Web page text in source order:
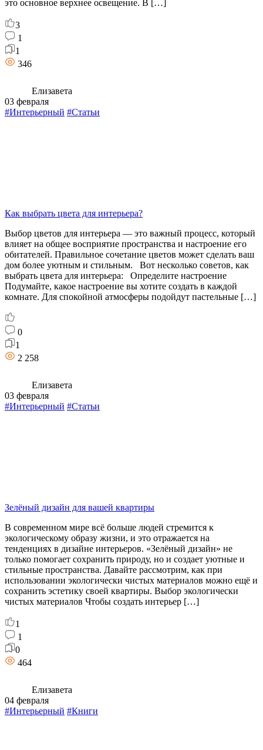
это основное верхнее освещение. В […]
3
1
1
346
Елизавета
03 февраля
#Интерьерный #Статьи
Как выбрать цвета для интерьера?
Выбор цветов для интерьера — это важный процесс, который
влияет на общее восприятие пространства и настроение его
обитателей. Правильное сочетание цветов может сделать ваш
дом более уютным и стильным. Вот несколько советов, как
выбрать цвета для интерьера: Определите настроение
Подумайте, какое настроение вы хотите создать в каждой
комнате. Для спокойной атмосферы подойдут пастельные […]
0
1
2 258
Елизавета
03 февраля
#Интерьерный #Статьи
Зелёный дизайн для вашей квартиры
В современном мире всё больше людей стремится к
экологическому образу жизни, и это отражается на
тенденциях в дизайне интерьеров. «Зелёный дизайн» не
только помогает сохранить природу, но и создает уютные и
стильные пространства. Давайте рассмотрим, как при
использовании экологически чистых материалов можно ещё и
сохранить эстетику своей квартиры. Выбор экологически
чистых материалов Чтобы создать интерьер […]
1
1
0
464
Елизавета
04 февраля
#Интерьерный #Книги